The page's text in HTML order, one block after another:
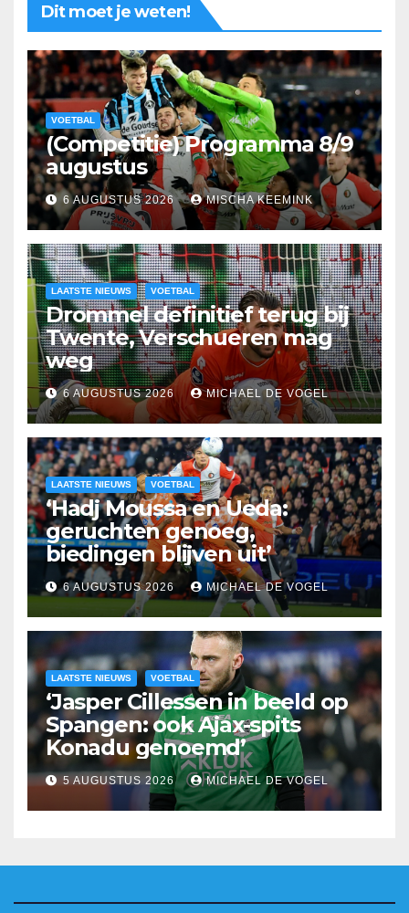
Dit moet je weten!
VOETBAL
(Competitie) Programma 8/9
augustus
6 AUGUSTUS 2026 MISCHA KEEMINK
LAATSTE NIEUWS VOETBAL
Drommel definitief terug bij
Twente, Verschueren mag
weg
6 AUGUSTUS 2026 MICHAEL DE VOGEL
LAATSTE NIEUWS VOETBAL
‘Hadj Moussa en Ueda:
geruchten genoeg,
biedingen blijven uit’
6 AUGUSTUS 2026 MICHAEL DE VOGEL
LAATSTE NIEUWS VOETBAL
‘Jasper Cillessen in beeld op
Spangen: ook Ajax-spits
Konadu genoemd’
5 AUGUSTUS 2026 MICHAEL DE VOGEL